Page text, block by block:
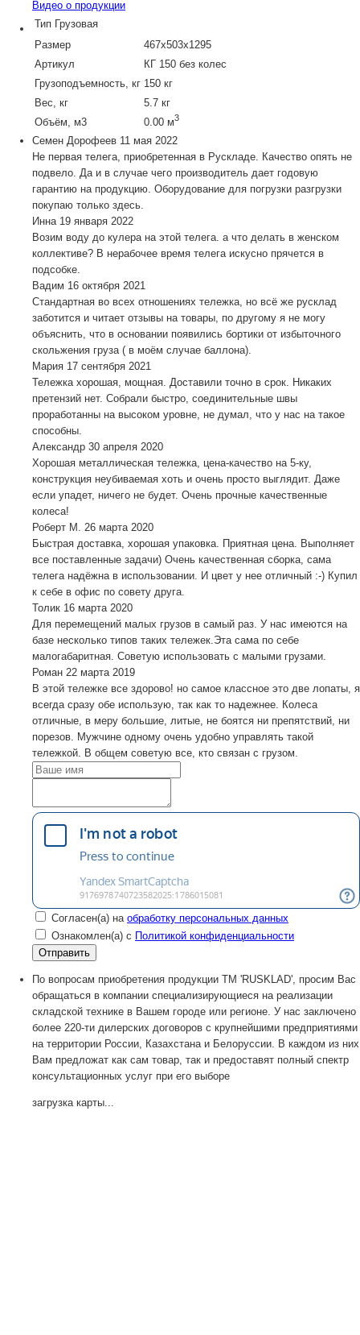
Видео о продукции
Тип Грузовая
Размер
467х503х1295
Артикул
КГ 150 без колес
Грузоподъемность, кг 150 кг
Вес, кг
5.7 кг
Объём, м3
0.00 м3
Семен Дорофеев 11 мая 2022
Не первая телега, приобретенная в Рускладе. Качество опять не
подвело. Да и в случае чего производитель дает годовую
гарантию на продукцию. Оборудование для погрузки разгрузки
покупаю только здесь.
Инна 19 января 2022
Возим воду до кулера на этой телега. а что делать в женском
коллективе? В нерабочее время телега искусно прячется в
подсобке.
Вадим 16 октября 2021
Стандартная во всех отношениях тележка, но всё же русклад
заботится и читает отзывы на товары, по другому я не могу
объяснить, что в основании появились бортики от избыточного
скольжения груза ( в моём случае баллона).
Мария 17 сентября 2021
Тележка хорошая, мощная. Доставили точно в срок. Никаких
претензий нет. Собрали быстро, соединительные швы
проработанны на высоком уровне, не думал, что у нас на такое
способны.
Александр 30 апреля 2020
Хорошая металлическая тележка, цена-качество на 5-ку,
конструкция неубиваемая хоть и очень просто выглядит. Даже
если упадет, ничего не будет. Очень прочные качественные
колеса!
Роберт М.
26 марта 2020
Быстрая доставка, хорошая упаковка. Приятная цена. Выполняет
все поставленные задачи) Очень качественная сборка, сама
телега надёжна в использовании. И цвет у нее отличный :-) Купил
к себе в офис по совету друга.
Толик 16 марта 2020
Для перемещений малых грузов в самый раз. У нас имеются на
базе несколько типов таких тележек.Эта сама по себе
малогабаритная. Советую использовать с малыми грузами.
Роман 22 марта 2019
В этой тележке все здорово! но самое классное это две лопаты, я
всегда сразу обе использую, так как то надежнее. Колеса
отличные, в меру большие, литые, не боятся ни препятствий, ни
порезов. Мужчине одному очень удобно управлять такой
тележкой. В общем советую все, кто связан с грузом.
Согласен(а) на обработку персональных данных
Ознакомлен(а) с Политикой конфиденциальности
По вопросам приобретения продукции TM 'RUSKLAD', просим Вас
обращаться в компании специализирующиеся на реализации
складской технике в Вашем городе или регионе. У нас заключено
более 220-ти дилерских договоров с крупнейшими предприятиями
на территории России, Казахстана и Белоруссии. В каждом из них
Вам предложат как сам товар, так и предоставят полный спектр
консультационных услуг при его выборе
загрузка карты...